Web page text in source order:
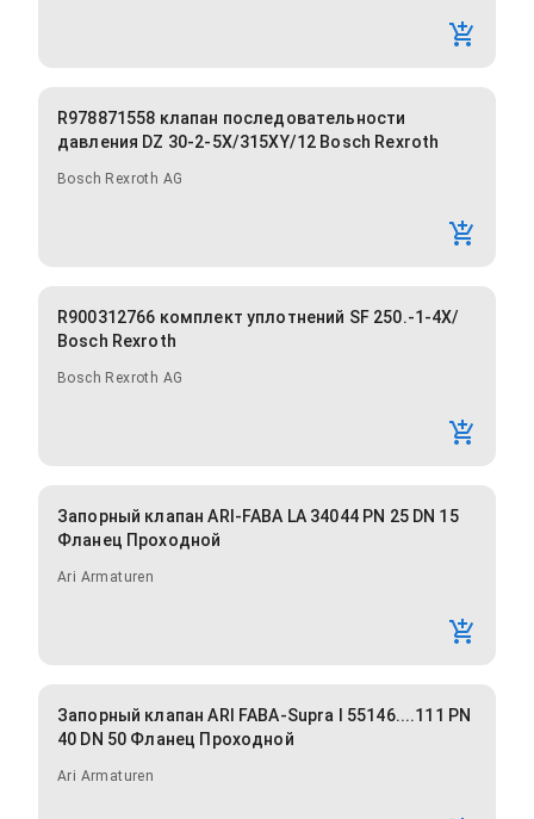
R978871558 клапан последовательности
давления DZ 30-2-5X/315XY/12 Bosch Rexroth
Bosch Rexroth AG
R900312766 комплект уплотнений SF 250.-1-4X/
Bosch Rexroth
Bosch Rexroth AG
Запорный клапан ARI-FABA LA 34044 PN 25 DN 15
Фланец Проходной
Ari Armaturen
Запорный клапан ARI FABA-Supra I 55146....111 PN
40 DN 50 Фланец Проходной
Ari Armaturen